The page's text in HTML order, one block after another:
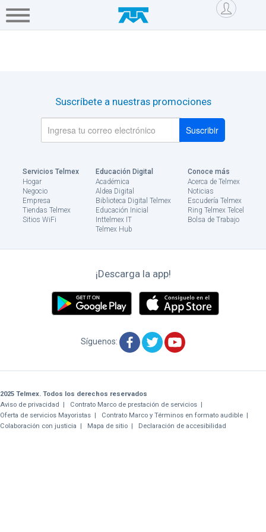
Hogar
Negocio
Tienda
Telmex
Asistencia
Blog
Suscríbete a nuestras promociones
Servicios Telmex
Hogar
Negocio
Empresa
Tiendas Telmex
Sitios WiFi
Educación Digital
Académica
Aldea Digital
Biblioteca Digital Telmex
Educación Inicial
Inttelmex IT
Telmex Hub
Conoce más
Acerca de Telmex
Noticias
Escudería Telmex
Ring Telmex Telcel
Bolsa de Trabajo
¡Descarga la app!
Síguenos:
2025 Telmex. Todos los derechos reservados
Aviso de privacidad
Contrato Marco de prestación de servicios
Oferta de servicios Mayoristas
Contrato Marco y Términos en formato audible
Colaboración con justicia
Mapa de sitio Declaración de accesibilidad